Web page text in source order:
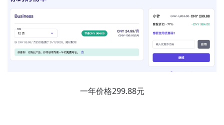
一年价格299.88元